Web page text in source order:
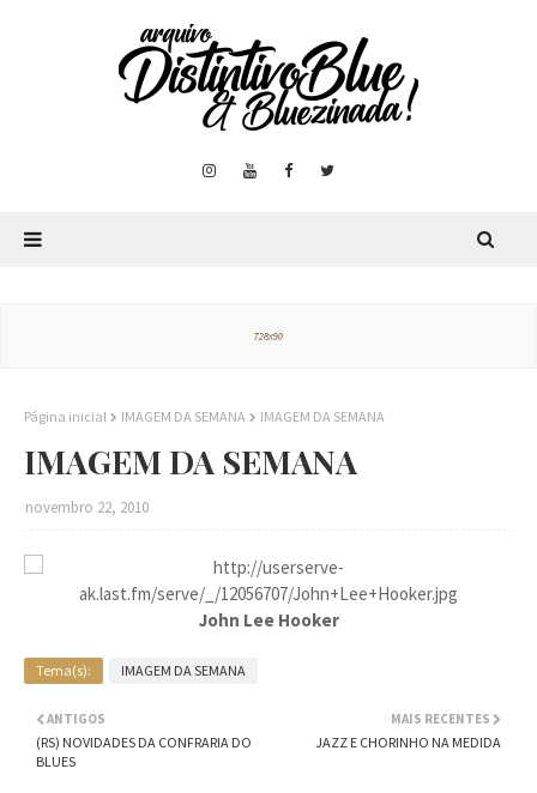
Página inicial IMAGEM DA SEMANA IMAGEM DA SEMANA
IMAGEM DA SEMANA
novembro 22, 2010
John Lee Hooker
Tema(s): IMAGEM DA SEMANA
MAIS RECENTES
JAZZ E CHORINHO NA MEDIDA
ANTIGOS
(RS) NOVIDADES DA CONFRARIA DO
BLUES